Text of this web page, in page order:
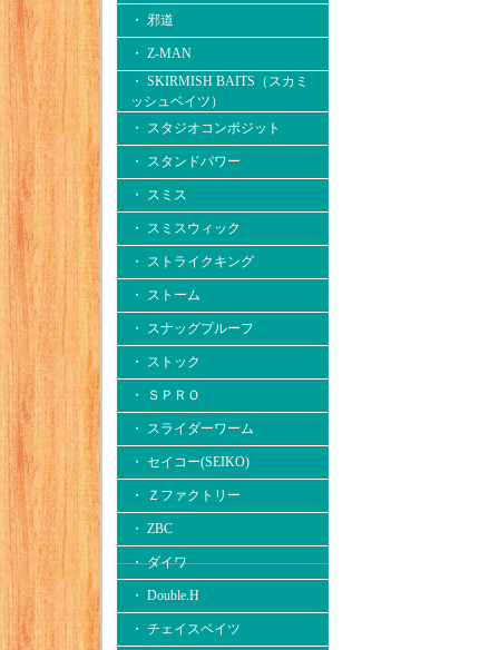
・ 邪道
・ Z-MAN
・ SKIRMISH BAITS（スカミ
ッシュベイツ）
・ スタジオコンポジット
・ スタンドパワー
・ スミス
・ スミスウィック
・ ストライクキング
・ ストーム
・ スナッグプルーフ
・ ストック
・ ＳＰＲＯ
・ スライダーワーム
・ セイコー(SEIKO)
・ Ｚファクトリー
・ ZBC
・ ダイワ
・ Double.H
・ チェイスベイツ